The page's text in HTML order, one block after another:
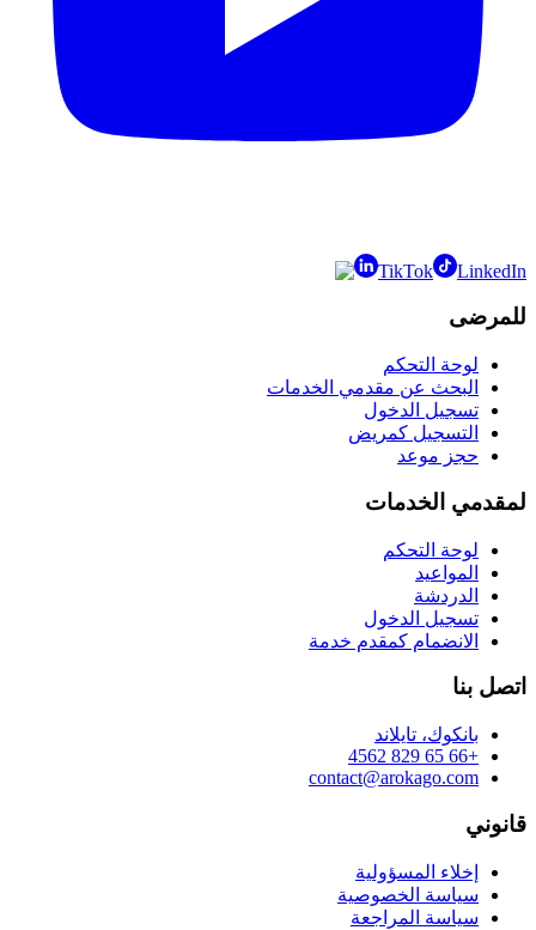
TikTok LinkedIn
للمرضى
لوحة التحكم
البحث عن مقدمي الخدمات
تسجيل الدخول
التسجيل كمريض
حجز موعد
لمقدمي الخدمات
لوحة التحكم
المواعيد
الدردشة
تسجيل الدخول
الانضمام كمقدم خدمة
اتصل بنا
بانكوك، تايلاند
+66 65 829 4562
contact@arokago.com
قانوني
إخلاء المسؤولية
سياسة الخصوصية
سياسة المراجعة